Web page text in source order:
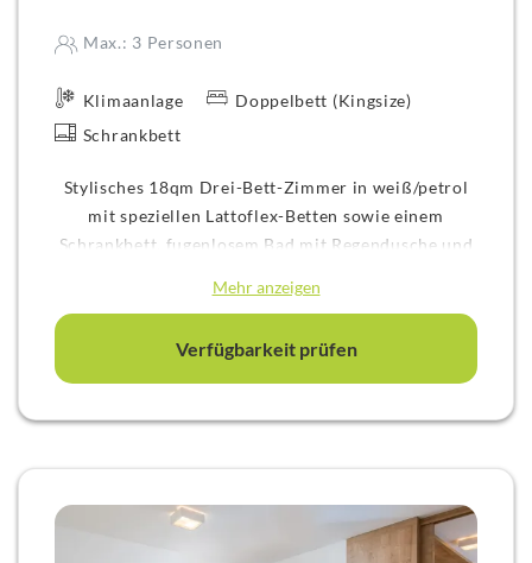
Max.: 3 Personen
Klimaanlage
Doppelbett (Kingsize)
Schrankbett
Stylisches 18qm Drei-Bett-Zimmer in weiß/petrol
mit speziellen Lattoflex-Betten sowie einem
Schrankbett, fugenlosem Bad mit Regendusche und
Schreibtisch und Klimaanlage
Mehr anzeigen
Verfügbarkeit prüfen